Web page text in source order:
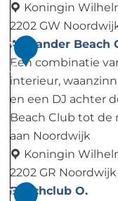
o
k
a
a
l
Koningin
2202 GW
N
o
m
a
d
e
B
e
a
1
5
Alexander Beach
Een combinatie
interieur,
en een DJ achter
Beach Club tot de
aan Noordwijk
Koningin
2202 GR Noordwijk
A
1
Beachclub O.